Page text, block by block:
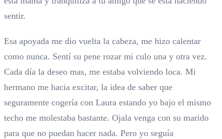
sentir.
Esa apoyada me dio vuelta la cabeza, me hizo calentar
como nunca. Sentí su pene rozar mi culo una y otra vez.
Cada día la deseo mas, me estaba volviendo loca. Mi
hermano me hacia excitar, la idea de saber que
seguramente cogería con Laura estando yo bajo el mismo
techo me molestaba bastante. Ojala venga con su marido
para que no puedan hacer nada. Pero yo seguía